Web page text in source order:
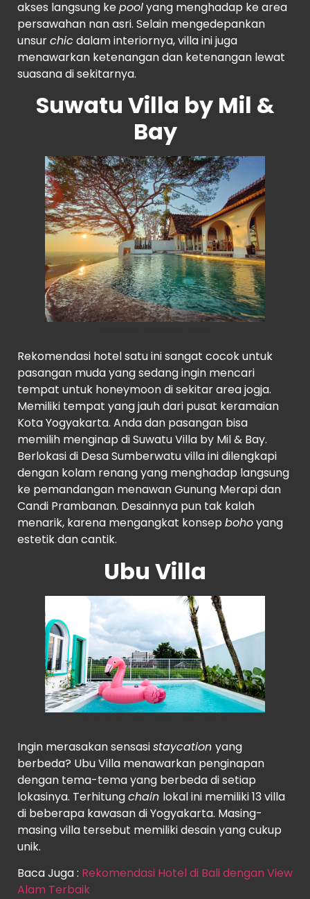
akses langsung kepoolyang menghadap ke area
persawahan nan asri. Selain mengedepankan
unsurchicdalam interiornya, villa ini juga
menawarkan ketenangan dan ketenangan lewat
suasana di sekitarnya.
Suwatu Villa by Mil &
Bay
Rekomendasi hotel satu ini sangat cocok untuk
pasangan muda yang sedang ingin mencari
tempat untuk honeymoon di sekitar area jogja.
Memiliki tempat yang jauh dari pusat keramaian
Kota Yogyakarta. Anda dan pasangan bisa
memilih menginap di Suwatu Villa by Mil & Bay.
Berlokasi di Desa Sumberwatu villa ini dilengkapi
dengan kolam renang yang menghadap langsung
ke pemandangan menawan Gunung Merapi dan
Candi Prambanan. Desainnya pun tak kalah
menarik, karena mengangkat konsep bohoyang
estetik dan cantik.
Ubu Villa
Ingin merasakan sensasistaycation yang
berbeda? Ubu Villa menawarkan penginapan
dengan tema-tema yang berbeda di setiap
lokasinya. Terhitungchain lokal ini memiliki 13 villa
di beberapa kawasan di Yogyakarta. Masing-
masing villa tersebut memiliki desain yang cukup
unik.
Baca Juga : Rekomendasi Hotel di Bali dengan View
Alam Terbaik